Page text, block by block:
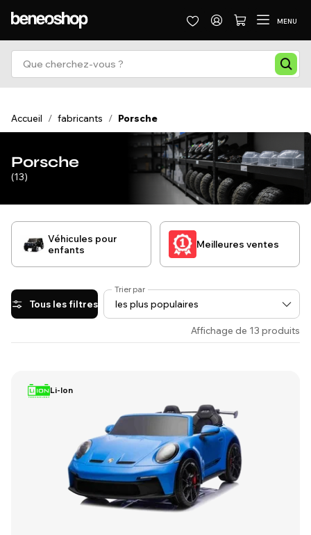
MENU
Accueil / fabricants / Porsche
Porsche
(13)
Véhicules pour
enfants
Meilleures ventes
Tous les filtres
Trier par
Affichage de 13 produits
Li-Ion